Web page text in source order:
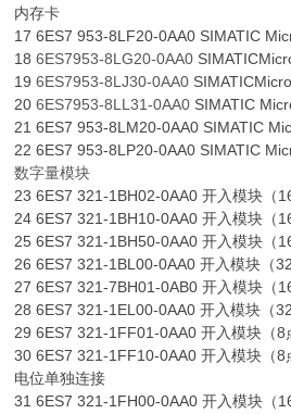
内存卡
17 6ES7 953-8LF20-0AA0 SIMATIC
186ES7953-8LG20-0AA0
196ES7953-8LJ30-0AA0
206ES7953-8LL31-0AA0 SIMATIC
21 6ES7 953-8LM20-0AA0 SIMATIC
22 6ES7 953-8LP20-0AA0 SIMATIC
数字量模块
23 6ES7 321-1BH02-0AA0 开入模块（
24 6ES7 321-1BH10-0AA0 开入模块（
25 6ES7 321-1BH50-0AA0 开入模块（
26 6ES7 321-1BL00-0AA0 开入模块（
27 6ES7 321-7BH01-0AB0 开入模块（
28 6ES7 321-1EL00-0AA0 开入模块（32
29 6ES7 321-1FF01-0AA0 开入模块（8
30 6ES7 321-1FF10-0AA0 开入模块（8
电位单独连接
31 6ES7 321-1FH00-0AA0 开入模块（